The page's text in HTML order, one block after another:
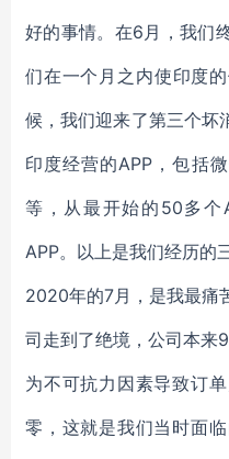
好的事情。在6月，我们
们在一个月之内使印度
候，我们迎来了第三个坏
印度经营的APP，包括
等，从最开始的50多个
APP。以上是我们经历的
2020年的7月，是我最痛
司走到了绝境，公司本来
为不可抗力因素导致订
零，这就是我们当时面